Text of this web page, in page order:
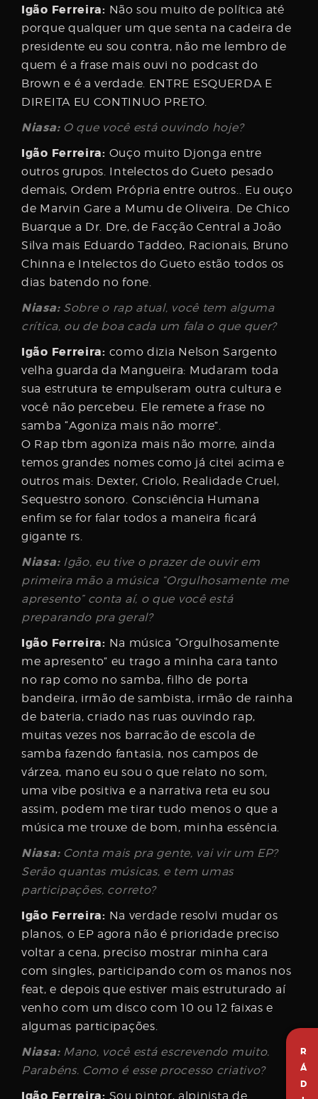
R
Á
D
Igão Ferreira: Não sou muito de política até
porque qualquer um que senta na cadeira de
presidente eu sou contra, não me lembro de
quem é a frase mais ouvi no podcast do
Brown e é a verdade. ENTRE ESQUERDA E
DIREITA EU CONTINUO PRETO.
Niasa:O que você está ouvindo hoje?
Igão Ferreira: Ouço muito Djonga entre
outros grupos. Intelectos do Gueto pesado
demais, Ordem Própria entre outros.. Eu ouço
de Marvin Gare a Mumu de Oliveira. De Chico
Buarque a Dr. Dre, de Facção Central a João
Silva mais Eduardo Taddeo, Racionais, Bruno
Chinna e Intelectos do Gueto estão todos os
dias batendo no fone.
Niasa:Sobre o rap atual, você tem alguma
crítica, ou de boa cada um fala o que quer?
Igão Ferreira: como dizia Nelson Sargento
velha guarda da Mangueira: Mudaram toda
sua estrutura te empulseram outra cultura e
você não percebeu. Ele remete a frase no
samba “Agoniza mais não morre”.
O Rap tbm agoniza mais não morre, ainda
temos grandes nomes como já citei acima e
outros mais: Dexter, Criolo, Realidade Cruel,
Sequestro sonoro. Consciência Humana
enfim se for falar todos a maneira ficará
gigante rs.
Niasa:Igão, eu tive o prazer de ouvir em
primeira mão a música “Orgulhosamente me
apresento” conta aí, o que você está
preparando pra geral?
Igão Ferreira: Na música “Orgulhosamente
me apresento” eu trago a minha cara tanto
no rap como no samba, filho de porta
bandeira, irmão de sambista, irmão de rainha
de bateria, criado nas ruas ouvindo rap,
muitas vezes nos barracão de escola de
samba fazendo fantasia, nos campos de
várzea, mano eu sou o que relato no som,
uma vibe positiva e a narrativa reta eu sou
assim, podem me tirar tudo menos o que a
música me trouxe de bom, minha essência.
Niasa:Conta mais pra gente, vai vir um EP?
Serão quantas músicas, e tem umas
participações, correto?
Igão Ferreira: Na verdade resolvi mudar os
planos, o EP agora não é prioridade preciso
voltar a cena, preciso mostrar minha cara
com singles, participando com os manos nos
feat, e depois que estiver mais estruturado aí
venho com um disco com 10 ou 12 faixas e
algumas participações.
Niasa:Mano, você está escrevendo muito.
Parabéns. Como é esse processo criativo?
Igão Ferreira: Sou pintor, alpinista de